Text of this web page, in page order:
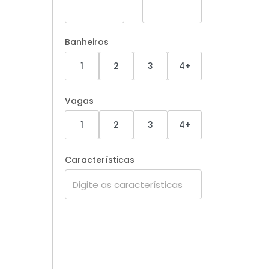
Banheiros
1
2 3 4+
Vagas
1
2 3 4+
Características